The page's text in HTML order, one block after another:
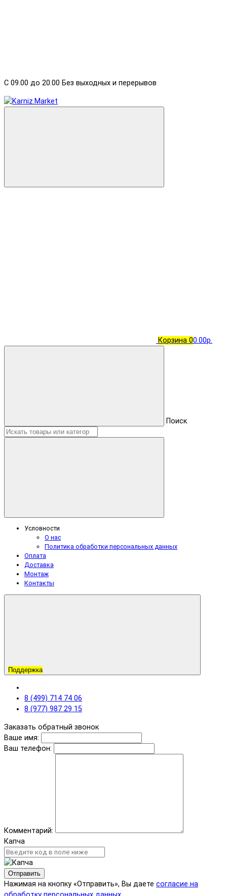
С 09.00 до 20.00 Без выходных и перерывов
Корзина 00.00р.
Поиск
Условности
О нас
Политика обработки персональных данных
Оплата
Доставка
Монтаж
Контакты
Поддержка
8 (499) 714 74 06
8 (977) 987 29 15
Заказать обратный звонок
Ваше имя:
Ваш телефон:
Комментарий:
Капча
Отправить
Нажимая на кнопку «Отправить», Вы даете согласие на